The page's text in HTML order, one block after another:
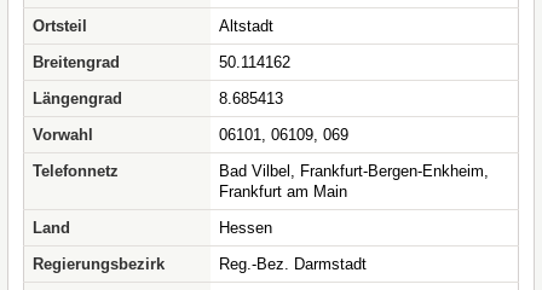
Ortsteil
Altstadt
Breitengrad
50.114162
Längengrad
8.685413
Vorwahl
06101, 06109, 069
Telefonnetz
Bad Vilbel, Frankfurt-Bergen-Enkheim,
Frankfurt am Main
Land
Hessen
Regierungsbezirk
Reg.-Bez. Darmstadt